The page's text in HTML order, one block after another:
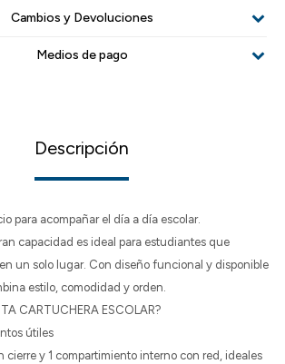
Cambios y Devoluciones
Medios de pago
Descripción
para acompañar el día a día escolar.
capacidad es ideal para estudiantes que
un solo lugar. Con diseño funcional y disponible
estilo, comodidad y orden.
CARTUCHERA ESCOLAR?
útiles
cierre y 1 compartimiento interno con red, ideales